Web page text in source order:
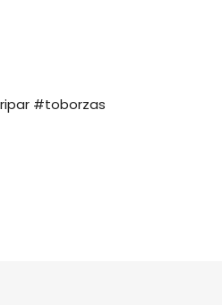
#toborzas